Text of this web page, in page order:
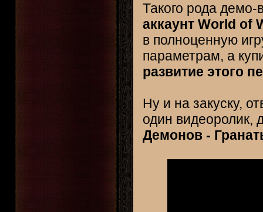
Такого рода
аккаунт World of
в полноценную
параметрам, а
развитие этого
Ну и на закуску,
один
Демонов -